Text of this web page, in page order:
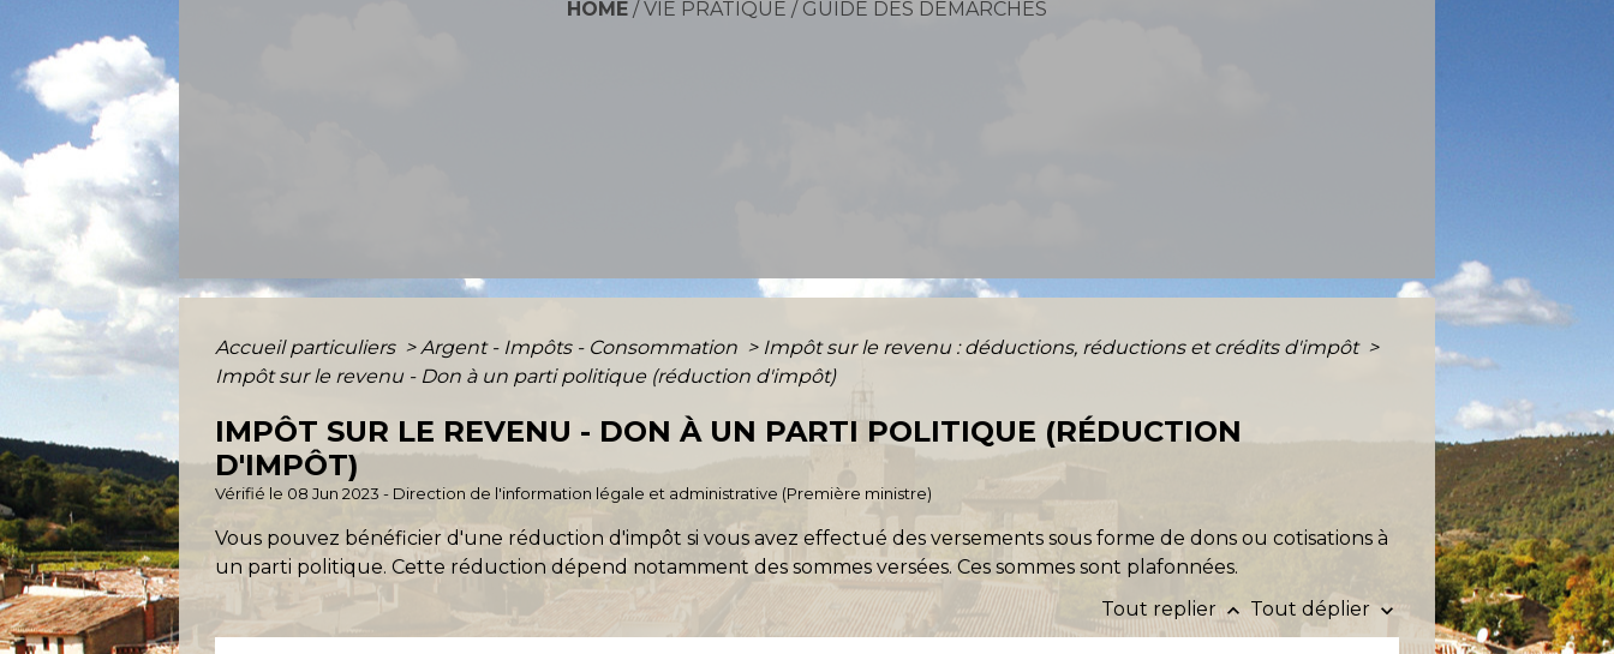
HOME / VIE PRATIQUE / GUIDE DES DÉMARCHES
Accueil particuliers > Argent - Impôts - Consommation > Impôt sur le revenu : déductions, réductions et crédits d'impôt >
Impôt sur le revenu - Don à un parti politique (réduction d'impôt)
IMPÔT SUR LE REVENU - DON À UN PARTI POLITIQUE (RÉDUCTION
D'IMPÔT)
Vérifié le 08 Jun 2023 - Direction de l'information légale et administrative (Première ministre)
Vous pouvez bénéficier d'une réduction d'impôt si vous avez effectué des versements sous forme de dons ou cotisations à
un parti politique. Cette réduction dépend notamment des sommes versées. Ces sommes sont plafonnées.
Tout replier keyboard_arrow_up Tout déplier keyboard_arrow_down